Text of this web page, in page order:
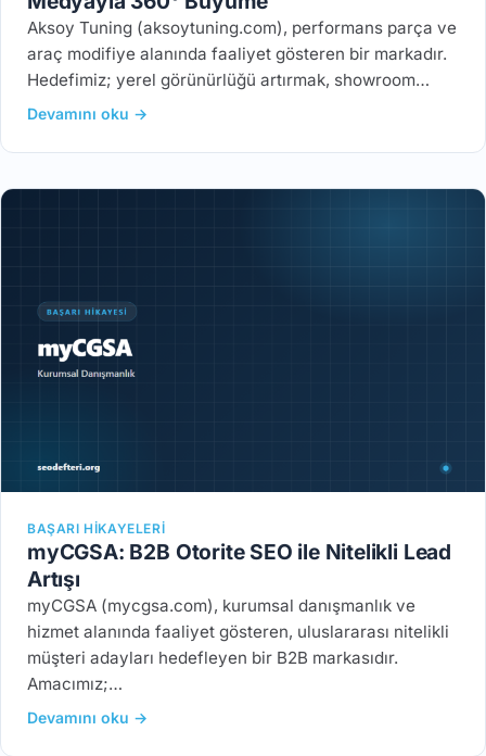
Aksoy Tuning (aksoytuning.com), performans parça ve
araç modifiye alanında faaliyet gösteren bir markadır.
Hedefimiz; yerel görünürlüğü artırmak, showroom…
Devamını oku →
BAŞARI HIKAYELERI
myCGSA: B2B Otorite SEO ile Nitelikli Lead
Artışı
myCGSA (mycgsa.com), kurumsal danışmanlık ve
hizmet alanında faaliyet gösteren, uluslararası nitelikli
müşteri adayları hedefleyen bir B2B markasıdır.
Amacımız;…
Devamını oku →